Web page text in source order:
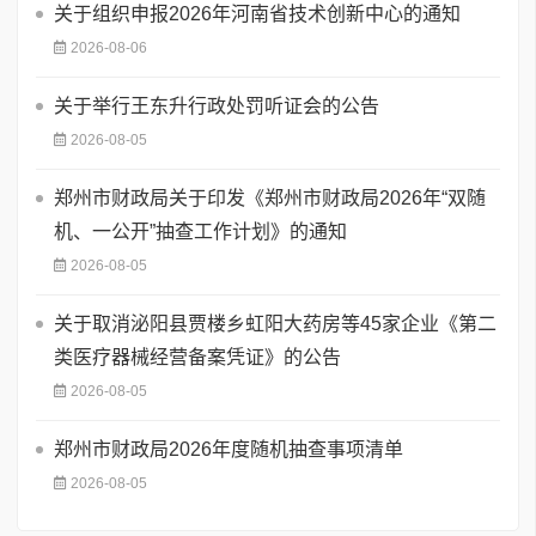
关于组织申报2026年河南省技术创新中心的通知
2026-08-06
关于举行王东升行政处罚听证会的公告
2026-08-05
郑州市财政局关于印发《郑州市财政局2026年“双随
机、一公开”抽查工作计划》的通知
2026-08-05
关于取消泌阳县贾楼乡虹阳大药房等45家企业《第二
类医疗器械经营备案凭证》的公告
2026-08-05
郑州市财政局2026年度随机抽查事项清单
2026-08-05